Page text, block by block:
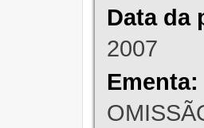
Data da
2007
Ementa: